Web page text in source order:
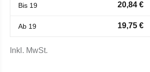
Bis 19 20,84 €
Ab 19 19,75 €
Inkl. MwSt.